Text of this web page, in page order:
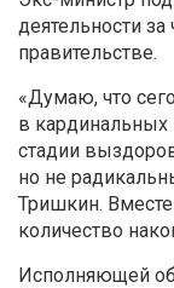
деятельности
правительстве.
«Думаю, что
в кардинальных
стадии
но не
Тришкин.
количество
Исполняющей